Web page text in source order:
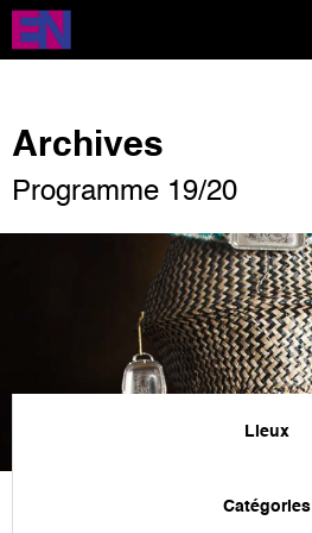
Aller
contenu
Archives
Programme 19/20
Lieux
Catégories